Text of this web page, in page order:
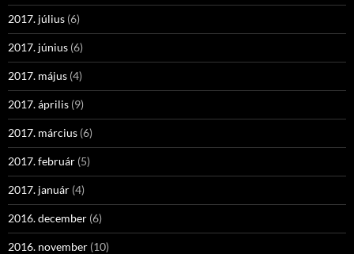
2017. július (6)
2017. június (6)
2017. május (4)
2017. április (9)
2017. március (6)
2017. február (5)
2017. január (4)
2016. december (6)
2016. november (10)